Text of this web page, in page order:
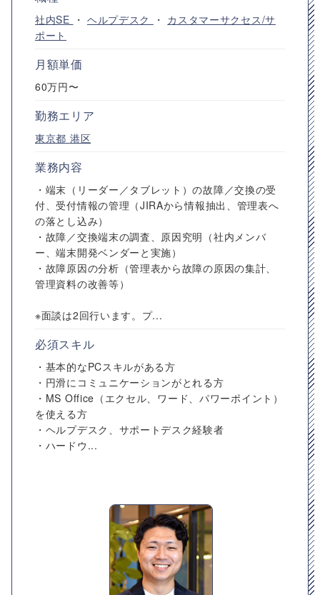
社内SE ・ ヘルプデスク ・ カスタマーサクセス/サ
ポート
月額単価
60万円〜
勤務エリア
東京都 港区
業務内容
・端末（リーダー／タブレット）の故障／交換の受
付、受付情報の管理（JIRAから情報抽出、管理表へ
の落とし込み）
・故障／交換端末の調査、原因究明（社内メンバ
ー、端末開発ベンダーと実施）
・故障原因の分析（管理表から故障の原因の集計、
管理資料の改善等）
※面談は2回行います。プ...
必須スキル
・基本的なPCスキルがある方
・円滑にコミュニケーションがとれる方
・MS Office（エクセル、ワード、パワーポイント）
を使える方
・ヘルプデスク、サポートデスク経験者
・ハードウ...